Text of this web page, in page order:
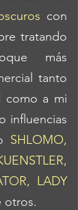
con
tratando
más
tanto
como a mi
influencias
SHLOMO,
LADY
otros.